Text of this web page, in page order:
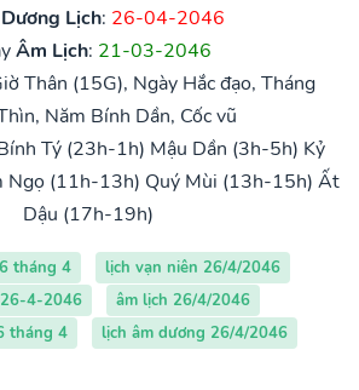
Dương Lịch: 26-04-2046
Âm Lịch: 21-03-2046
Thân (15G), Ngày Hắc đạo, Tháng
Năm Bính Dần, Cốc vũ
Tý (23h-1h) Mậu Dần (3h-5h) Kỷ
Ngọ (11h-13h) Quý Mùi (13h-15h) Ất
Dậu (17h-19h)
tháng 4
lịch vạn niên 26/4/2046
4-2046
âm lịch 26/4/2046
tháng 4
lịch âm dương 26/4/2046